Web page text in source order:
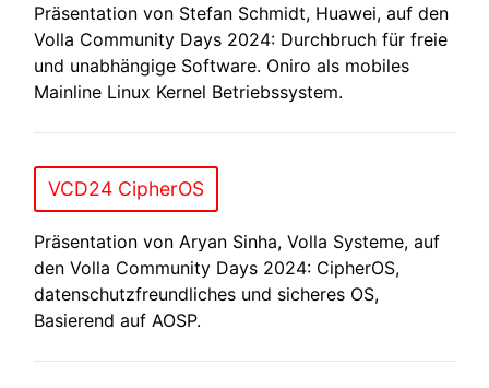
Präsentation von Stefan Schmidt, Huawei, auf den
Volla Community Days 2024: Durchbruch für freie
und unabhängige Software. Oniro als mobiles
Mainline Linux Kernel Betriebssystem.
VCD24 CipherOS
Präsentation von Aryan Sinha, Volla Systeme, auf
den Volla Community Days 2024: CipherOS,
datenschutzfreundliches und sicheres OS,
Basierend auf AOSP.